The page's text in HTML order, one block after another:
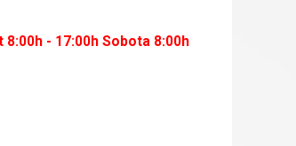
- 17:00h Sobota 8:00h